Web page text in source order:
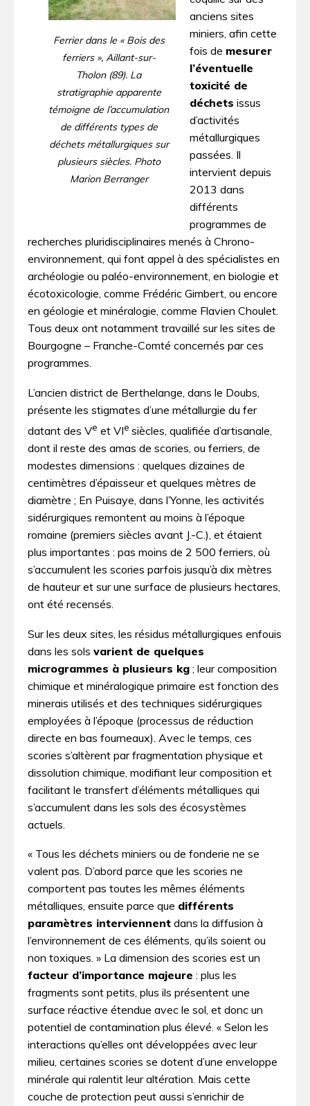
Ferrier dans le « Bois des
ferriers », Aillant-sur-
Tholon (89). La
stratigraphie apparente
témoigne de l’accumulation
de différents types de
déchets métallurgiques sur
plusieurs siècles. Photo
Marion Berranger
anciens sites
miniers, afin cette
fois de mesurer
l’éventuelle
toxicité de
déchets issus
d’activités
métallurgiques
passées. Il
intervient depuis
2013 dans
différents
programmes de
recherches pluridisciplinaires menés à Chrono-
environnement, qui font appel à des spécialistes en
archéologie ou paléo-environnement, en biologie et
écotoxicologie, comme Frédéric Gimbert, ou encore
en géologie et minéralogie, comme Flavien Choulet.
Tous deux ont notamment travaillé sur les sites de
Bourgogne – Franche-Comté concernés par ces
programmes.
L’ancien district de Berthelange, dans le Doubs,
présente les stigmates d’une métallurgie du fer
datant des V­e et V­I­e siècles, qualifiée d’artisanale,
dont il reste des amas de scories, ou ferriers, de
modestes dimensions : quelques dizaines de
centimètres d’épaisseur et quelques mètres de
diamètre ; En Puisaye, dans l’Yonne, les activités
sidérurgiques remontent au moins à l’époque
romaine (premiers siècles avant J­.­-­C­.­), et étaient
plus importantes : pas moins de 2 500 ferriers, où
s’accumulent les scories parfois jusqu’à dix mètres
de hauteur et sur une surface de plusieurs hectares,
ont été recensés.
Sur les deux sites, les résidus métallurgiques enfouis
dans les sols varient de quelques
microgrammes à plusieurs kg ; leur composition
chimique et minéralogique primaire est fonction des
minerais utilisés et des techniques sidérurgiques
employées à l’époque (processus de réduction
directe en bas fourneaux). Avec le temps, ces
scories s’altèrent par fragmentation physique et
dissolution chimique, modifiant leur composition et
facilitant le transfert d’éléments métalliques qui
s’accumulent dans les sols des écosystèmes
actuels.
« Tous les déchets miniers ou de fonderie ne se
valent pas. D’abord parce que les scories ne
comportent pas toutes les mêmes éléments
métalliques, ensuite parce que différents
paramètres interviennent dans la diffusion à
l’environnement de ces éléments, qu’ils soient ou
non toxiques. » La dimension des scories est un
facteur d’importance majeure : plus les
fragments sont petits, plus ils présentent une
surface réactive étendue avec le sol, et donc un
potentiel de contamination plus élevé. « Selon les
interactions qu’elles ont développées avec leur
milieu, certaines scories se dotent d’une enveloppe
minérale qui ralentit leur altération. Mais cette
couche de protection peut aussi s’enrichir de